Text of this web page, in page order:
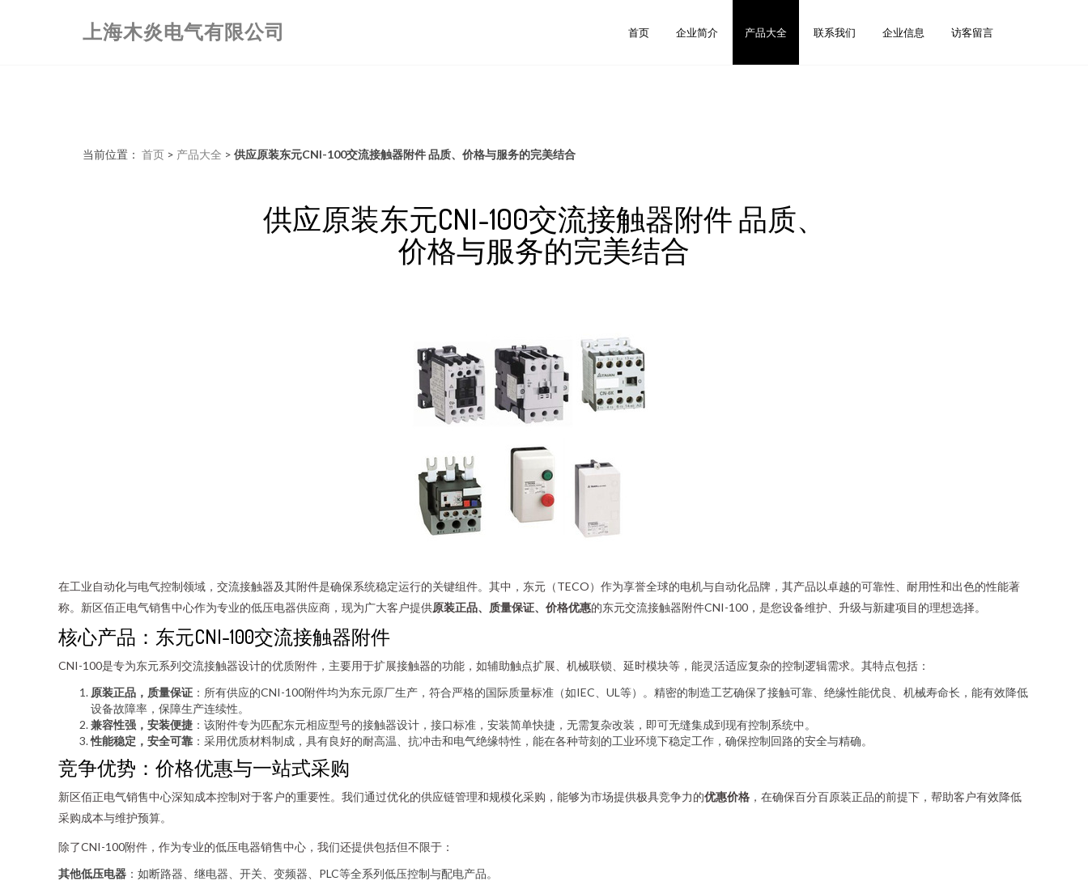
上海木炎电气有限公司 首页 企业简介 产品大全 联系我们 企业信息 访客留言
当前位置： 首页 > 产品大全 > 供应原装东元CNI-100交流接触器附件 品质、价格与服务的完美结合
供应原装东元CNI-100交流接触器附件 品质、
价格与服务的完美结合
在工业自动化与电气控制领域，交流接触器及其附件是确保系统稳定运行的关键组件。其中，东元（TECO）作为享誉全球的电机与自动化品牌，其产品以卓越的可靠性、耐用性和出色的性能著
称。新区佰正电气销售中心作为专业的低压电器供应商，现为广大客户提供原装正品、质量保证、价格优惠的东元交流接触器附件CNI-100，是您设备维护、升级与新建项目的理想选择。
核心产品：东元CNI-100交流接触器附件
CNI-100是专为东元系列交流接触器设计的优质附件，主要用于扩展接触器的功能，如辅助触点扩展、机械联锁、延时模块等，能灵活适应复杂的控制逻辑需求。其特点包括：
原装正品，质量保证 ：所有供应的CNI-100附件均为东元原厂生产，符合严格的国际质量标准（如IEC、UL等）。精密的制造工艺确保了接触可靠、绝缘性能优良、机械寿命长，能有效降低
设备故障率，保障生产连续性。
兼容性强，安装便捷 ：该附件专为匹配东元相应型号的接触器设计，接口标准，安装简单快捷，无需复杂改装，即可无缝集成到现有控制系统中。
性能稳定，安全可靠 ：采用优质材料制成，具有良好的耐高温、抗冲击和电气绝缘特性，能在各种苛刻的工业环境下稳定工作，确保控制回路的安全与精确。
竞争优势：价格优惠与一站式采购
新区佰正电气销售中心深知成本控制对于客户的重要性。我们通过优化的供应链管理和规模化采购，能够为市场提供极具竞争力的优惠价格 ，在确保百分百原装正品的前提下，帮助客户有效降低
采购成本与维护预算。
除了CNI-100附件，作为专业的低压电器销售中心，我们还提供包括但不限于：
其他低压电器 ：如断路器、继电器、开关、变频器、PLC等全系列低压控制与配电产品。